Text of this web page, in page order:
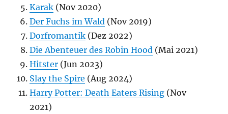
Karak (Nov 2020)
Der Fuchs im Wald (Nov 2019)
Dorfromantik (Dez 2022)
Die Abenteuer des Robin Hood (Mai 2021)
Hitster (Jun 2023)
Slay the Spire (Aug 2024)
Harry Potter: Death Eaters Rising (Nov
2021)